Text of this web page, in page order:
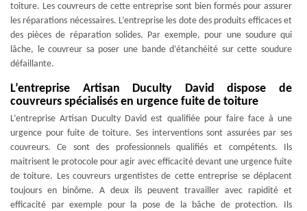
toiture. Les couvreurs de cette entreprise sont bien formés pour assurer
les réparations nécessaires. L’entreprise les dote des produits efficaces et
des pièces de réparation solides. Par exemple, pour une soudure qui
lâche, le couvreur sa poser une bande d’étanchéité sur cette soudure
défaillante.
L’entreprise Artisan Duculty David dispose de
couvreurs spécialisés en urgence fuite de toiture
L’entreprise Artisan Duculty David est qualifiée pour faire face à une
urgence pour fuite de toiture. Ses interventions sont assurées par ses
couvreurs. Ce sont des professionnels qualifiés et compétents. Ils
maitrisent le protocole pour agir avec efficacité devant une urgence fuite
de toiture. Les couvreurs urgentistes de cette entreprise se déplacent
toujours en binôme. A deux ils peuvent travailler avec rapidité et
efficacité par exemple pour la pose de la bâche de protection. Ils